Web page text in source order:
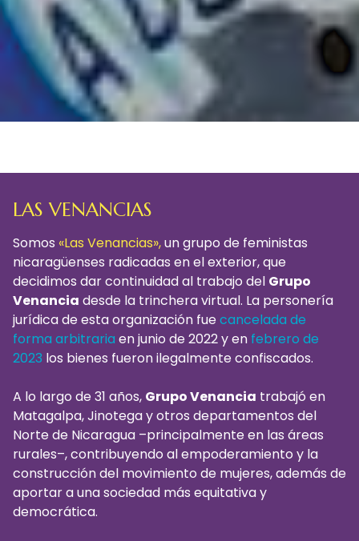
LAS VENANCIAS
Somos «Las Venancias»,un grupo de feministas
nicaragüenses radicadas en el exterior, que
decidimos dar continuidad al trabajo del Grupo
Venancia desde la trinchera virtual. La personería
jurídica de esta organización fuecancelada de
forma arbitraria en junio de 2022 y en febrero de
2023 los bienes fueron ilegalmente confiscados.
A lo largo de 31 años, Grupo Venancia trabajó en
Matagalpa, Jinotega y otros departamentos del
Norte de Nicaragua –principalmente en las áreas
rurales–,contribuyendo al empoderamiento y la
construcción del movimiento de mujeres, además de
aportar a una sociedad más equitativa y
democrática.